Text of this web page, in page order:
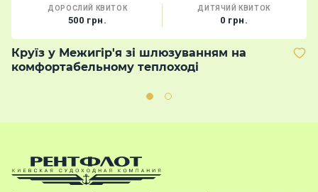
ДОРОСЛИЙ КВИТОК
500 грн.
ДИТЯЧИЙ КВИТОК
0 грн.
Круїз у Межигір'я зі шлюзуванням на
комфортабельному теплоході